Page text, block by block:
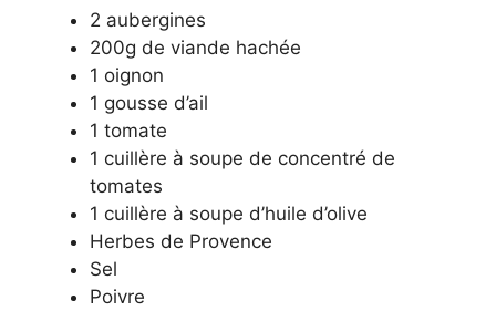
2 aubergines
200g de viande hachée
1 oignon
1 gousse d’ail
1 tomate
1 cuillère à soupe de concentré de
tomates
1 cuillère à soupe d’huile d’olive
Herbes de Provence
Sel
Poivre